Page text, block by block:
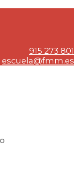
915 273 801
escuela@fmm.es